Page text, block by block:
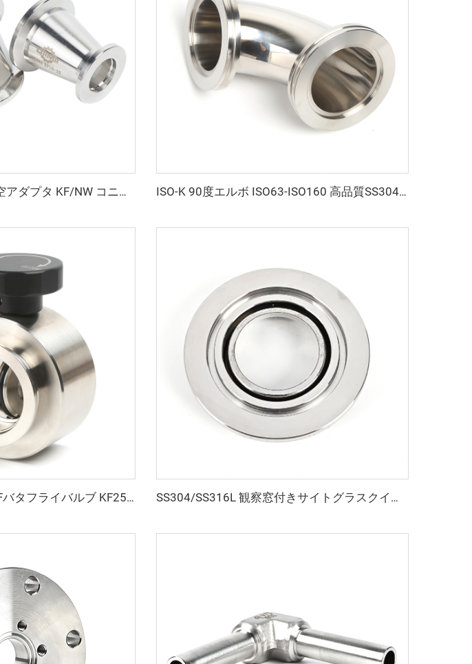
KF SS304/SS316L 真空アダプタ KF/NW コニカルリデュースフランジ ステンレス鋼真空継手 半導体用 ISO-K 90度エルボ ISO63-ISO160 高品質SS304 SS316L 真空フランジ 鍛造ステンレス鋼 クランプ接続 真空エルボ
ハンドホイール付きKFバタフライバルブ KF25/KF40/KF50 SS304 SS316L 真空スイベルバルブ プレート FKMシール付き ステンレス鋼製 流量調整式 NW25/NW40/NW50 SS304/SS316L 観察窓付きサイトグラスクイックフランジ NW/KF ステンレス鋼溶接真空継手 KF16/KF25/KF40/KF50